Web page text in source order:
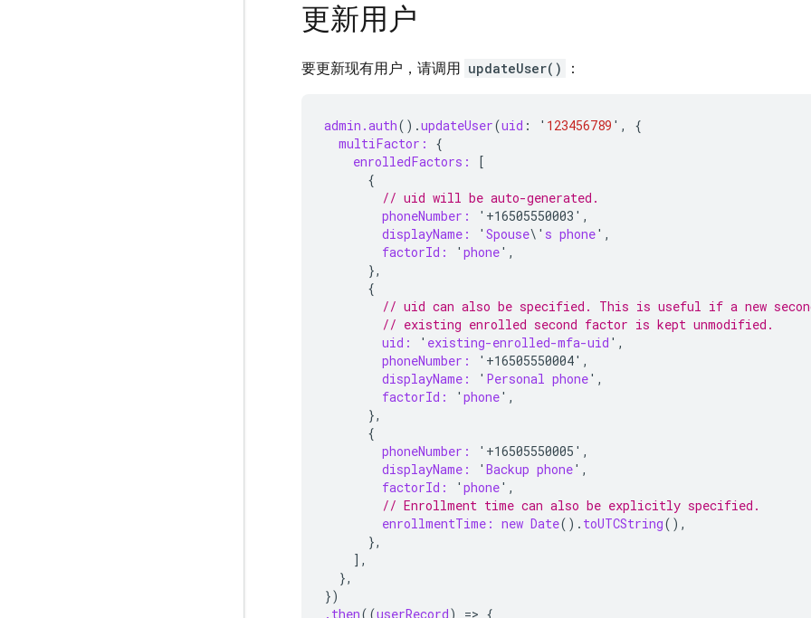
更新用户
要更新现有用户，请调用 updateUser() ：
admin.auth().updateUser(uid : ' 123456789 ' ,
{
multiFactor:
{
enrolledFactors:
[
{
// uid will be auto-generated.
phoneNumber:
'+16505550003',
displayName:
' Spouse\' s phone' ,
factorId:
' phone' ,
},
{
// uid can also be specified. This is useful if a new
// existing enrolled second factor is kept unmodified.
uid:
' existing-enrolled-mfa-uid ' ,
phoneNumber:
'+16505550004',
displayName:
' Personal phone' ,
factorId:
' phone' ,
},
{
phoneNumber:
'+16505550005',
displayName:
' Backup phone' ,
factorId:
' phone' ,
// Enrollment time can also be explicitly specified.
enrollmentTime: new Date(). toUTCString(),
},
],
},
})
.then((userRecord) => {